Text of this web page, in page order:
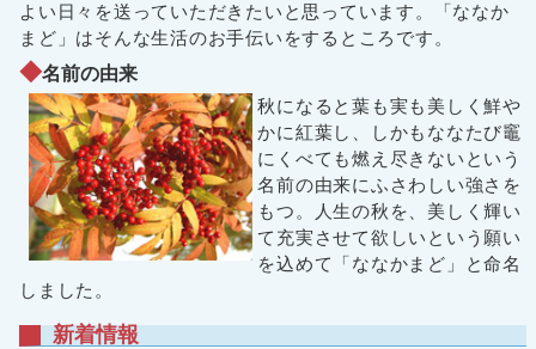
よい日々を送っていただきたいと思っています。「ななか
まど」はそんな生活のお手伝いをするところです。
名前の由来
秋になると葉も実も美しく鮮や
かに紅葉し、しかもななたび竈
にくべても燃え尽きないという
名前の由来にふさわしい強さを
もつ。人生の秋を、美しく輝い
て充実させて欲しいという願い
を込めて「ななかまど」と命名
しました。
新着情報